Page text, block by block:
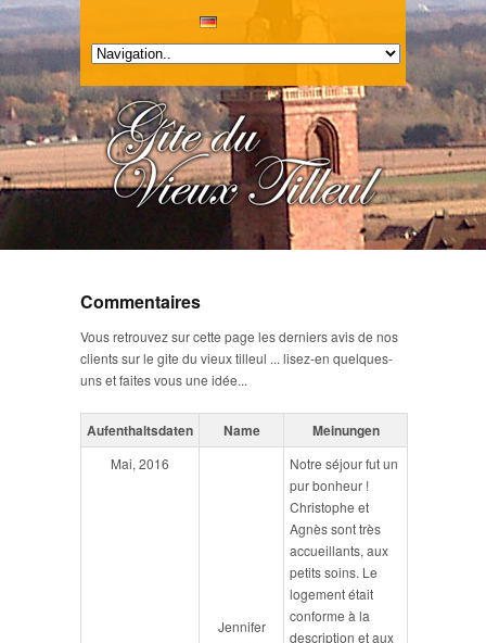
Commentaires
Vous retrouvez sur cette page les derniers avis de nos
clients sur le gite du vieux tilleul ... lisez-en quelques-
uns et faites vous une idée...
Aufenthaltsdaten Name Meinungen
Mai, 2016
Jennifer
Notre séjour fut un
pur bonheur !
Christophe et
Agnès sont très
accueillants, aux
petits soins. Le
logement était
conforme à la
description et aux